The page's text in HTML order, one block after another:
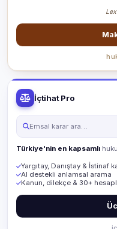
İçtihat Pro
Emsal karar ara…
Türkiye'nin en kapsamlı
Yargıtay, Danıştay & İstinaf
AI destekli anlamsal arama
Kanun, dilekçe & 30+